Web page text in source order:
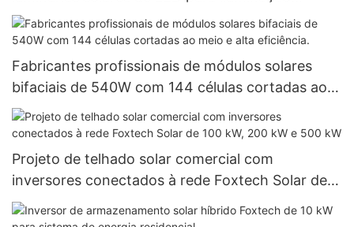
pública, com potências de 30W, 50W, 60W, 80W
e 100W, ideais para projetos governamentais.
Fabricantes profissionais de módulos solares
bifaciais de 540W com 144 células cortadas ao
meio e alta eficiência.
Projeto de telhado solar comercial com
inversores conectados à rede Foxtech Solar de
100 kW, 200 kW e 500 kW